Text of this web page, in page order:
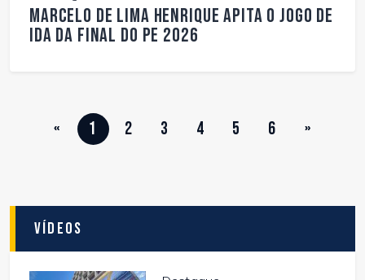
Marcelo de Lima Henrique apita o jogo de
ida da final do PE 2026
« 1 2 3 4 5 6 »
Vídeos